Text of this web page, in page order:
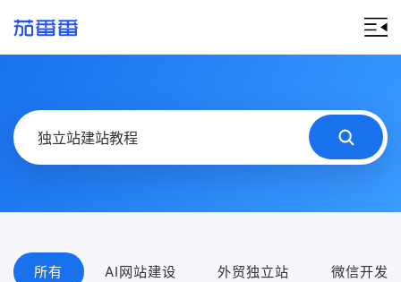
所有 AI网站建设 外贸独立站 微信开发